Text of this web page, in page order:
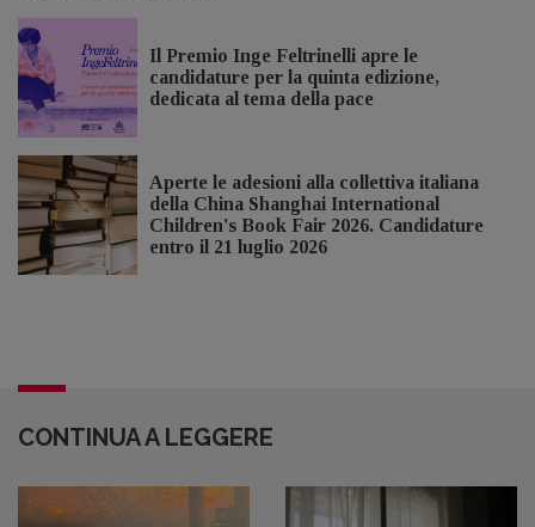
Il Premio Inge Feltrinelli apre le
candidature per la quinta edizione,
dedicata al tema della pace
Aperte le adesioni alla collettiva italiana
della China Shanghai International
Children's Book Fair 2026. Candidature
entro il 21 luglio 2026
CONTINUA A LEGGERE